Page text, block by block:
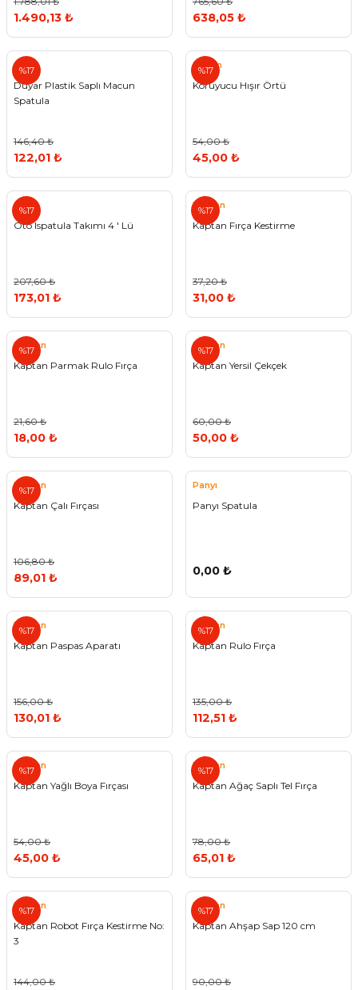
1.490,13 ₺ 638,05 ₺
%17
Duyar Plastik Saplı Macun
Spatula
146,40 ₺
122,01 ₺
%17
Tyson
Koruyucu Hışır Örtü
54,00 ₺
45,00 ₺
%17
Oto Ispatula Takımı 4 ' Lü
207,60 ₺
173,01 ₺
%17
Kaptan
Kaptan Fırça Kestirme
37,20 ₺
31,00 ₺
%17
Kaptan
Kaptan Parmak Rulo Fırça
21,60 ₺
18,00 ₺
%17
Kaptan
Kaptan Yersil Çekçek
60,00 ₺
50,00 ₺
%17
Kaptan
Kaptan Çalı Fırçası
106,80 ₺
89,01 ₺
Panyı
Panyı Spatula
0,00 ₺
%17
Kaptan
Kaptan Paspas Aparatı
156,00 ₺
130,01 ₺
%17
Kaptan
Kaptan Rulo Fırça
135,00 ₺
112,51 ₺
%17
Kaptan
Kaptan Yağlı Boya Fırçası
54,00 ₺
45,00 ₺
%17
Kaptan
Kaptan Ağaç Saplı Tel Fırça
78,00 ₺
65,01 ₺
%17
Kaptan
Kaptan Robot Fırça Kestirme No:
3
144,00 ₺
%17
Kaptan
Kaptan Ahşap Sap 120 cm
90,00 ₺